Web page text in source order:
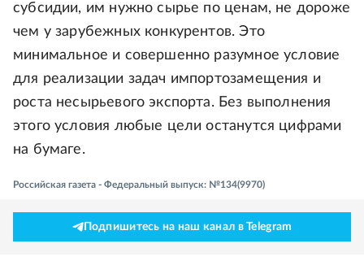
субсидии, им нужно сырье по ценам, не дороже
чем у зарубежных конкурентов. Это
минимальное и совершенно разумное условие
для реализации задач импортозамещения и
роста несырьевого экспорта. Без выполнения
этого условия любые цели останутся цифрами
на бумаге.
Российская газета - Федеральный выпуск: №134(9970)
Подпишитесь на наш канал в Telegram